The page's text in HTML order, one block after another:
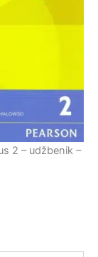
2 – udžbenik –